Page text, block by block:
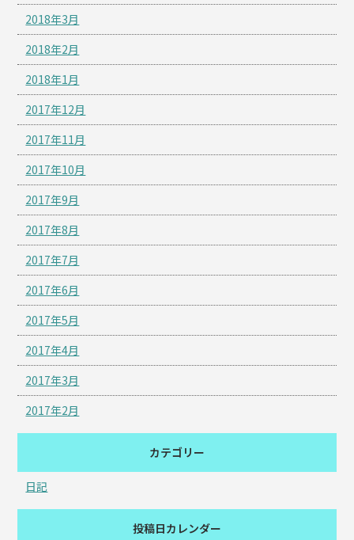
2018年3月
2018年2月
2018年1月
2017年12月
2017年11月
2017年10月
2017年9月
2017年8月
2017年7月
2017年6月
2017年5月
2017年4月
2017年3月
2017年2月
カテゴリー
日記
投稿日カレンダー